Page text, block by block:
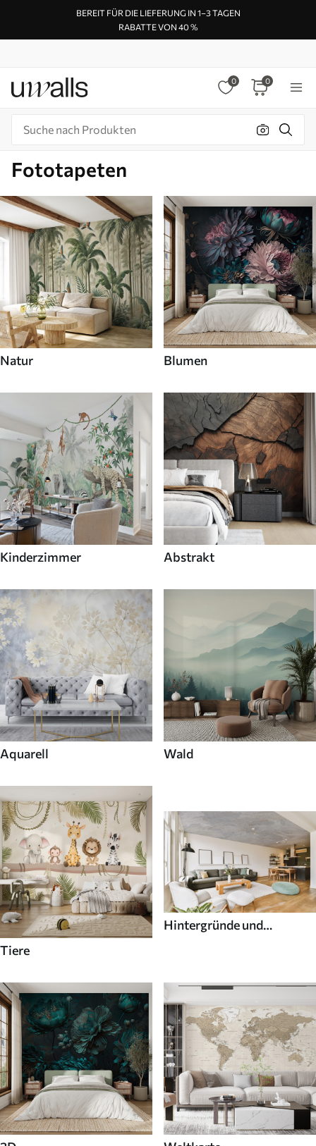
BEREIT FÜR DIE LIEFERUNG IN 1–3 TAGEN
RABATTE VON 40 %
0 0
Fototapeten
Natur Blumen
Kinderzimmer Abstrakt
Aquarell Wald
Tiere
Hintergründe und